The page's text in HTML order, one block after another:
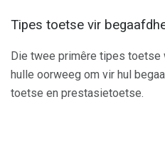
Tipes toetse vir
Die twee primêre tipes toetse
hulle oorweeg om vir hul
toetse en prestasietoetse.